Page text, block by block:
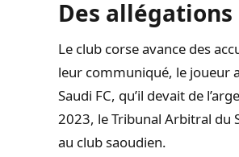
Des
Le club corse avance des
leur communiqué, le joueur
Saudi FC, qu’il devait de
2023, le Tribunal Arbitral du
au club saoudien.